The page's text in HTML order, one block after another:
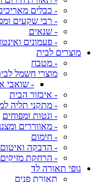
- כבלים
- רבי שקעים
- שנאים
- פעמונים
מוצרים לבית
- מטבח
מוצרי חשמל
- שואבי
- איבזור הבית
- מתקני תליה
- ונטות ומפוחים
- מאווררים
- חימום
- הדבקה ואיטום
- הרחקת מזיקים
גופי תאורה לד
תאורת פנים